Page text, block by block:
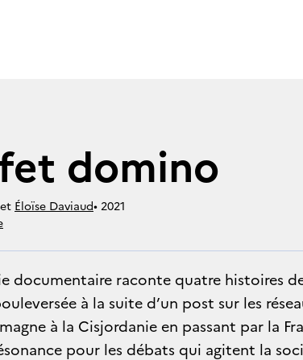
domino
et Éloïse Daviaud• 2021
documentaire raconte quatre histoires
à la suite d’un post sur les
à la Cisjordanie en passant par la
pour les débats qui agitent la